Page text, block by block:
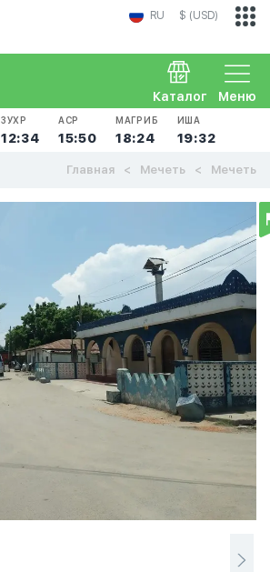
RU $ (USD)
Меню
Каталог
ЗУХР
12:34
АСР
15:50
МАГРИБ
18:24
ИША
19:32
Главная Мечеть Мечеть